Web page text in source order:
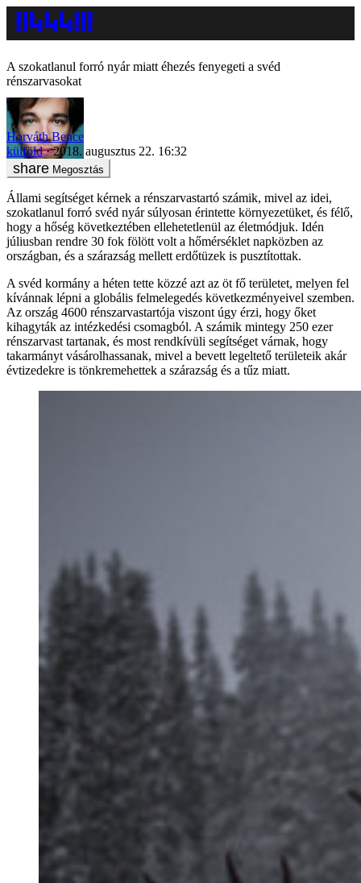
A szokatlanul forró nyár miatt éhezés fenyegeti a svéd
rénszarvasokat
Horváth Bence
külföld
2018. augusztus 22. 16:32
Megosztás
Állami segítséget kérnek a rénszarvastartó számik, mivel az idei,
szokatlanul forró svéd nyár súlyosan érintette környezetüket, és félő,
hogy a hőség következtében ellehetetlenül az életmódjuk. Idén
júliusban rendre 30 fok fölött volt a hőmérséklet napközben az
országban, és a szárazság mellett erdőtüzek is pusztítottak.
A svéd kormány a héten tette közzé azt az öt fő területet, melyen fel
kívánnak lépni a globális felmelegedés következményeivel szemben.
Az ország 4600 rénszarvastartója viszont úgy érzi, hogy őket
kihagyták az intézkedési csomagból. A számik mintegy 250 ezer
rénszarvast tartanak, és most rendkívüli segítséget várnak, hogy
takarmányt vásárolhassanak, mivel a bevett legeltető területeik akár
évtizedekre is tönkremehettek a szárazság és a tűz miatt.